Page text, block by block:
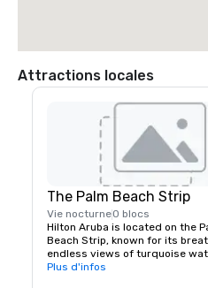
Attractions locales
The Palm Beach Strip
Vie nocturne0 blocs
Hilton Aruba is located on the
Beach Strip, known for its
endless views of turquoise
exciting dining, shopping and
Plus d'infos